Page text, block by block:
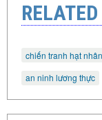
chiến tranh hạt nhân
an ninh lương thực